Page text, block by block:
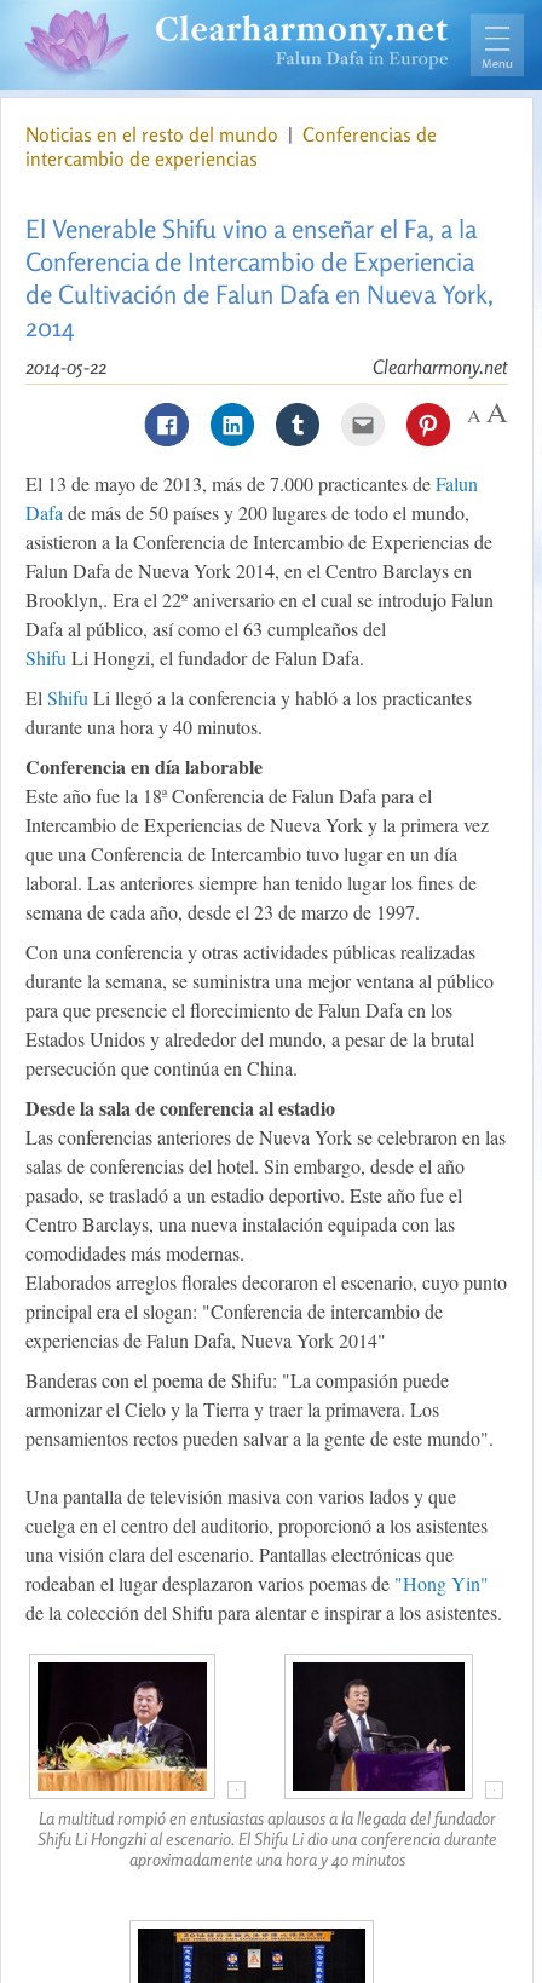
Noticias en el resto del mundo | Conferencias de
intercambio de experiencias
El Venerable Shifu vino a enseñar el Fa, a la
Conferencia de Intercambio de Experiencia
de Cultivación de Falun Dafa en Nueva York,
2014
Clearharmony.net
2014-05-22
El 13 de mayo de 2013, más de 7.000 practicantes deFalun
Dafade más de 50 países y 200 lugares de todo el mundo,
asistieron a la Conferencia de Intercambio de Experiencias de
Falun Dafa de Nueva York 2014, en el Centro Barclays en
Brooklyn,. Era el 22º aniversario en el cual se introdujo Falun
Dafa al público, así como el 63 cumpleaños del
ShifuLi Hongzi, el fundador de Falun Dafa.
ElShifuLi llegó a la conferencia y habló a los practicantes
durante una hora y 40 minutos.
Conferencia en día laborable
Este año fue la 18ª Conferencia de Falun Dafa para el
Intercambio de Experiencias de Nueva York y la primera vez
que una Conferencia de Intercambio tuvo lugar en un día
laboral. Las anteriores siempre han tenido lugar los fines de
semana de cada año, desde el 23 de marzo de 1997.
Con una conferencia y otras actividades públicas realizadas
durante la semana, se suministra una mejor ventana al público
para que presencie el florecimiento de Falun Dafa en los
Estados Unidos y alrededor del mundo, a pesar de la brutal
persecución que continúa en China.
Desde la sala de conferencia al estadio
Las conferencias anteriores de Nueva York se celebraron en las
salas de conferencias del hotel. Sin embargo, desde el año
pasado, se trasladó a un estadio deportivo. Este año fue el
Centro Barclays, una nueva instalación equipada con las
comodidades más modernas.
Elaborados arreglos florales decoraron el escenario, cuyo punto
principal era el slogan: "Conferencia de intercambio de
experiencias de Falun Dafa, Nueva York 2014"
Banderas con el poema de Shifu: "La compasión puede
armonizar el Cielo y la Tierra y traer la primavera. Los
pensamientos rectos pueden salvar a la gente de este mundo".
Una pantalla de televisión masiva con varios lados y que
cuelga en el centro del auditorio, proporcionó a los asistentes
una visión clara del escenario. Pantallas electrónicas que
rodeaban el lugar desplazaron varios poemas de "Hong Yin"
de la colección del Shifu para alentar e inspirar a los asistentes.
La multitud rompió en entusiastas aplausos a la llegada del fundador
Shifu Li Hongzhi al escenario. El Shifu Li dio una conferencia durante
aproximadamente una hora y 40 minutos